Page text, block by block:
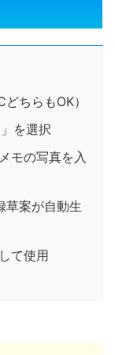
ちらもOK）
を選択
モの写真を入
草案が自動生
て使用